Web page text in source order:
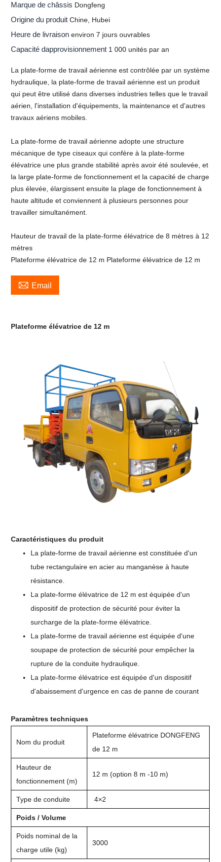
Marque de châssis Dongfeng
Origine du produitChine, Hubei
Heure de livraisonenviron 7 jours ouvrables
Capacité dapprovisionnement 1 000 unités par an
La plate-forme de travail aérienne est contrôlée par un système
hydraulique, la plate-forme de travail aérienne est un produit
qui peut être utilisé dans diverses industries telles que le travail
aérien, l'installation d'équipements, la maintenance et d'autres
travaux aériens mobiles.
La plate-forme de travail aérienne adopte une structure
mécanique de type ciseaux qui confère à la plate-forme
élévatrice une plus grande stabilité après avoir été soulevée, et
la large plate-forme de fonctionnement et la capacité de charge
plus élevée, élargissent ensuite la plage de fonctionnement à
haute altitude et conviennent à plusieurs personnes pour
travailler simultanément.
Hauteur de travail de la plate-forme élévatrice de 8 mètres à 12
mètres
Plateforme élévatrice de 12 m Plateforme élévatrice de 12 m
 Email
Plateforme élévatrice de 12 m
Caractéristiques du produit
La plate-forme de travail aérienne est constituée d'un
tube rectangulaire en acier au manganèse à haute
résistance.
La plate-forme élévatrice de 12 m est équipée d'un
dispositif de protection de sécurité pour éviter la
surcharge de la plate-forme élévatrice.
La plate-forme de travail aérienne est équipée d'une
soupape de protection de sécurité pour empêcher la
rupture de la conduite hydraulique.
La plate-forme élévatrice est équipée d'un dispositif
d'abaissement d'urgence en cas de panne de courant
Paramètres techniques
Nom du produit
Plateforme élévatrice DONGFENG
de 12 m
Hauteur de
fonctionnement (m)
12 m (option 8 m -10 m)
Type de conduite 4×2
Poids / Volume
Poids nominal de la
charge utile (kg)
3000